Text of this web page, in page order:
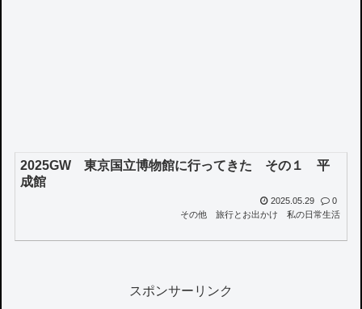
2025GW 東京国立博物館に行ってきた その１ 平
成館
2025.05.29
0
その他
旅行とお出かけ 私の日常生活
スポンサーリンク